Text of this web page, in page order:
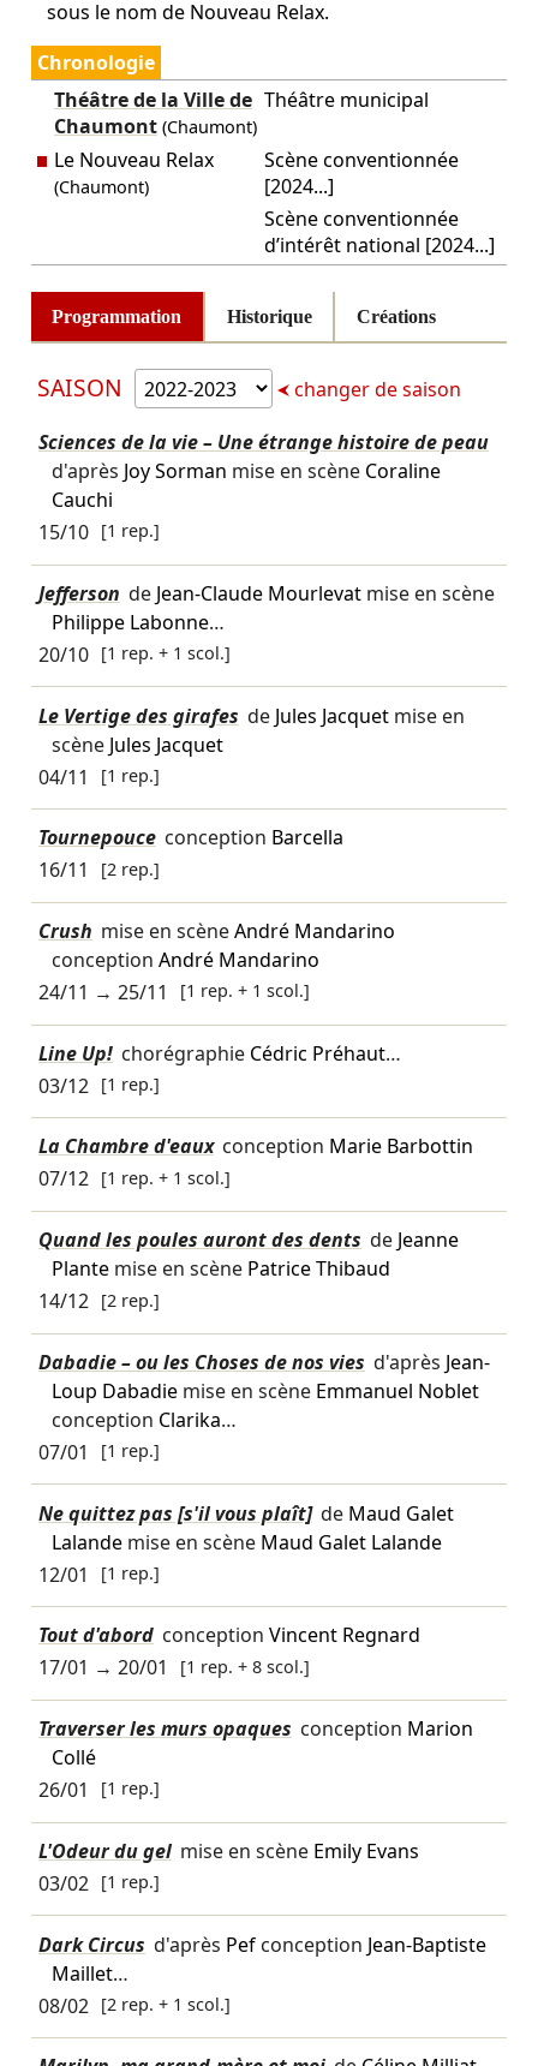
sous le nom de Nouveau Relax.
Chronologie
Théâtre de la Ville de
Chaumont(Chaumont)
Théâtre municipal
Le Nouveau Relax
(Chaumont)
Scène conventionnée
[2024...]
Scène conventionnée
d’intérêt national [2024...]
Programmation Historique Créations
SAISON changer de saison
Sciences de la vie – Une étrange histoire de peau
d'après Joy Sorman mise en scène Coraline
Cauchi
15/10 [1 rep.]
Jefferson de Jean-Claude Mourlevatmise en scène
Philippe Labonne…
20/10 [1 rep. + 1 scol.]
Le Vertige des girafes de Jules Jacquetmise en
scène Jules Jacquet
04/11
[1 rep.]
Tournepouce conception Barcella
16/11
[2 rep.]
Crush mise en scèneAndré Mandarino
conception André Mandarino
24/11 → 25/11 [1 rep. + 1 scol.]
Line Up! chorégraphie Cédric Préhaut…
03/12 [1 rep.]
La Chambre d'eaux conception Marie Barbottin
07/12 [1 rep. + 1 scol.]
Quand les poules auront des dents de Jeanne
Plantemise en scène Patrice Thibaud
14/12 [2 rep.]
Dabadie – ou les Choses de nos vies d'après Jean-
Loup Dabadiemise en scène Emmanuel Noblet
conception Clarika…
07/01
[1 rep.]
Ne quittez pas [s'il vous plaît] de Maud Galet
Lalandemise en scène Maud Galet Lalande
12/01
[1 rep.]
Tout d'abord conception Vincent Regnard
17/01 → 20/01 [1 rep. + 8 scol.]
Traverser les murs opaques conception Marion
Collé
26/01
[1 rep.]
L'Odeur du gel mise en scène Emily Evans
03/02 [1 rep.]
Dark Circus d'après Pefconception Jean-Baptiste
Maillet…
08/02 [2 rep. + 1 scol.]